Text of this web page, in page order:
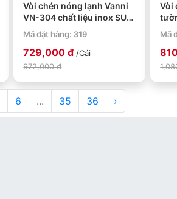
Vòi chén nóng lạnh Vanni
VN-304 chất liệu inox SUS
304 mạ crome
Mã đặt hàng: 319
729,000 đ/Cái
972,000 đ
Vòi
liệu
Mã
6 ... 35 36 ›